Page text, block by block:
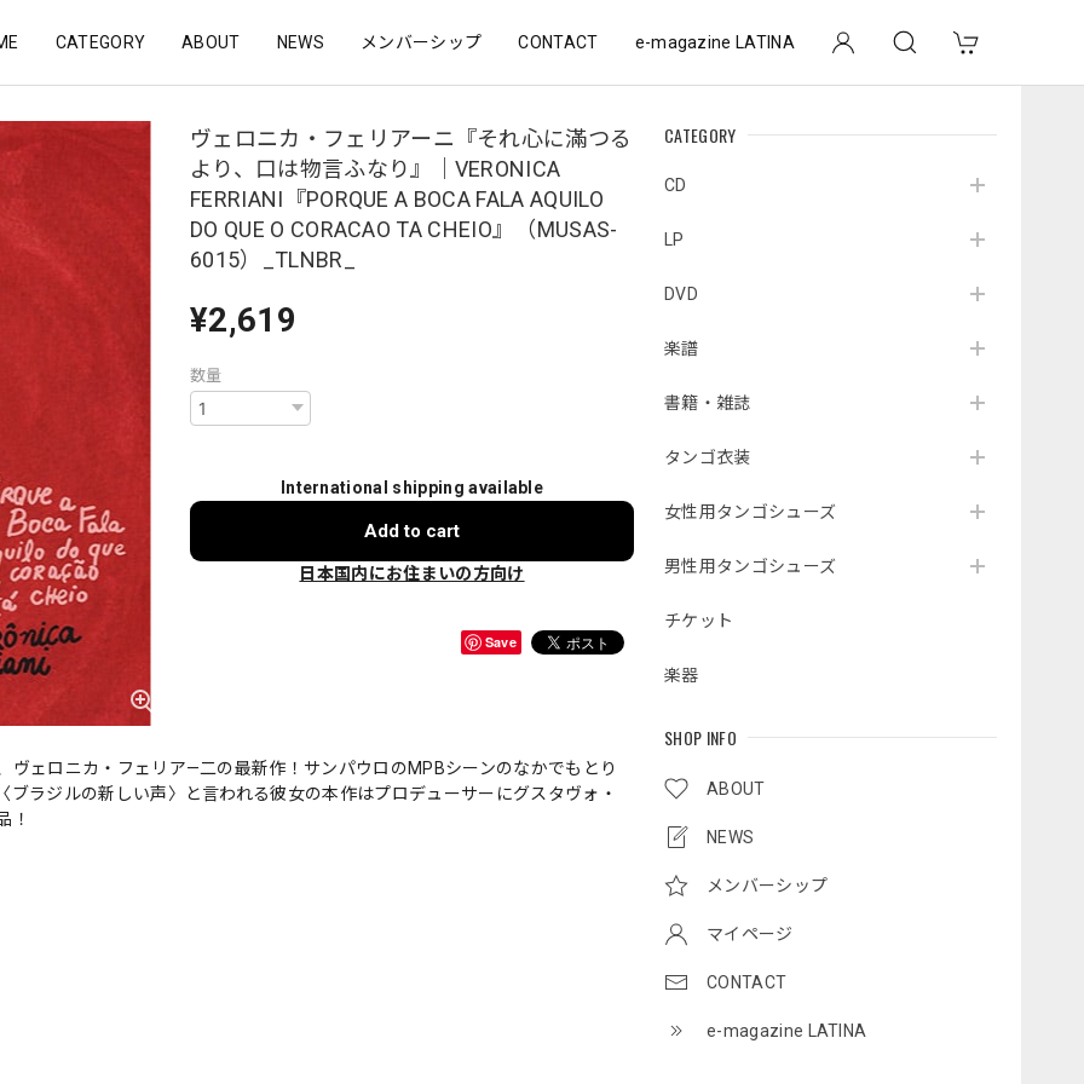
CATEGORY ABOUT NEWS メンバーシップ CONTACT e-magazine LATINA
CATEGORY
CD
LP
DVD
楽譜
書籍・雑誌
タンゴ衣装
女性用タンゴシューズ
男性用タンゴシューズ
チケット
楽器
SHOP INFO
ABOUT
NEWS
メンバーシップ
マイページ
CONTACT
e-magazine LATINA
ヴェロニカ・フェリアーニ『それ心に滿つる
より、口は物言ふなり』｜VERONICA
FERRIANI『PORQUE A BOCA FALA AQUILO
DO QUE O CORACAO TA CHEIO』（MUSAS-
6015）_TLNBR_
¥2,619
数量
International shipping available
Add to cart
日本国内にお住まいの方向け
Save
ェロニカ・フェリア—二の最新作！サンパウロのMPBシーンのなかでもとり
ラジルの新しい声〉と言われる彼女の本作はプロデューサーにグスタヴォ・
！